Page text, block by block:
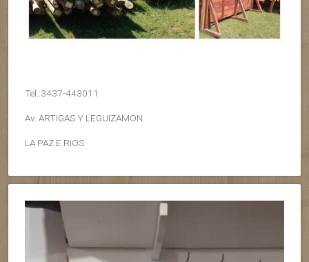
Tel.:3437-443011
Av. ARTIGAS Y LEGUIZAMON
LA PAZ E.RIOS
Reproductor